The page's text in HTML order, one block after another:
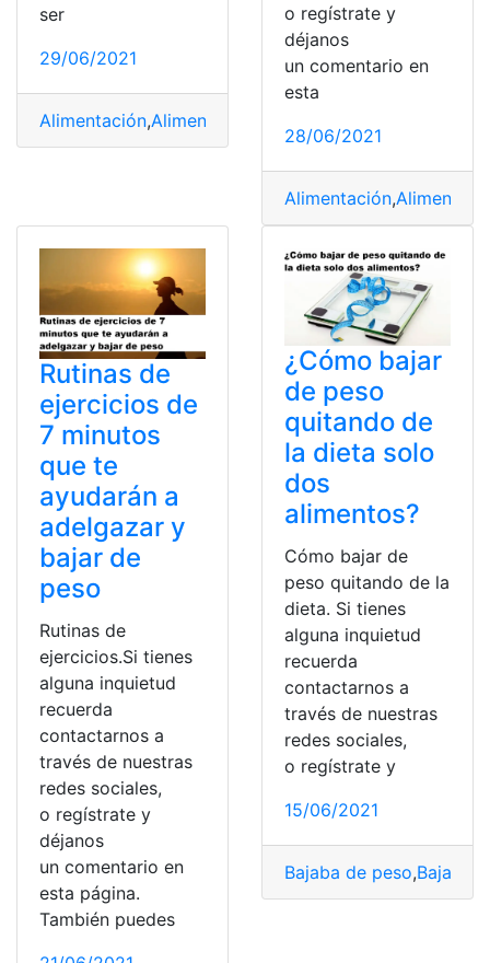
ser
29/06/2021
Alimentación,Alimentos
o regístrate y
déjanos
un comentario en
esta
28/06/2021
Alimentación,Alimentos
Rutinas de
ejercicios de
7 minutos
que te
ayudarán a
adelgazar y
bajar de
peso
Rutinas de
ejercicios.Si tienes
alguna inquietud
recuerda
contactarnos a
través de nuestras
redes sociales,
o regístrate y
déjanos
un comentario en
esta página.
También puedes
¿Cómo bajar
de peso
quitando de
la dieta solo
dos
alimentos?
Cómo bajar de
peso quitando de la
dieta. Si tienes
alguna inquietud
recuerda
contactarnos a
través de nuestras
redes sociales,
o regístrate y
15/06/2021
Bajaba de peso,Bajar